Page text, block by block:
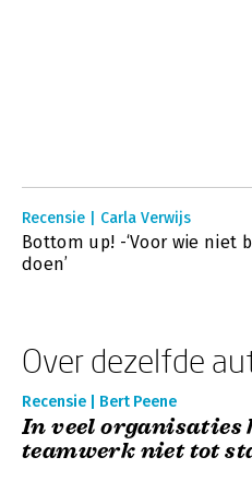
Recensie | Carla Verwijs
Bottom up! -‘Voor wie niet
doen’
Over dezelfde
Recensie | Bert Peene
In veel organisaties
teamwerk niet tot